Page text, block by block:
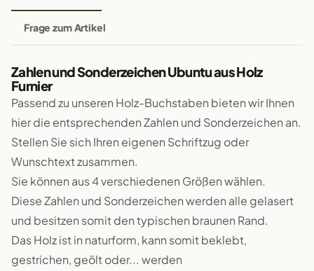
Frage zum Artikel
Zahlen und Sonderzeichen Ubuntu aus Holz
Furnier
Passend zu unseren Holz-Buchstaben bieten wir Ihnen
hier die entsprechenden Zahlen und Sonderzeichen an.
Stellen Sie sich Ihren eigenen Schriftzug oder
Wunschtext zusammen.
Sie können aus 4 verschiedenen Größen wählen.
Diese Zahlen und Sonderzeichen werden alle gelasert
und besitzen somit den typischen braunen Rand.
Das Holz ist in naturform, kann somit beklebt,
gestrichen, geölt oder... werden